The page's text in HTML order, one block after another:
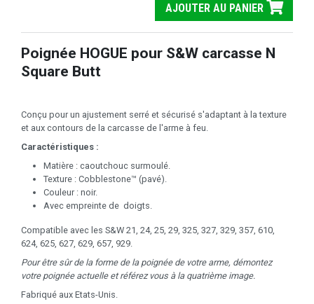
AJOUTER AU PANIER
Poignée HOGUE pour S&W carcasse N
Square Butt
Conçu pour un ajustement serré et sécurisé s'adaptant à la texture
et aux contours de la carcasse de l'arme à feu.
Caractéristiques :
Matière : caoutchouc surmoulé.
Texture : Cobblestone™ (pavé).
Couleur : noir.
Avec empreinte de doigts.
Compatible avec les S&W 21, 24, 25, 29, 325, 327, 329, 357, 610,
624, 625, 627, 629, 657, 929.
Pour être sûr de la forme de la poignée de votre arme, démontez
votre poignée actuelle et référez vous à la quatrième image.
Fabriqué aux Etats-Unis.